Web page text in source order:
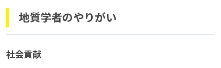
地質学者のやりがい
社会貢献